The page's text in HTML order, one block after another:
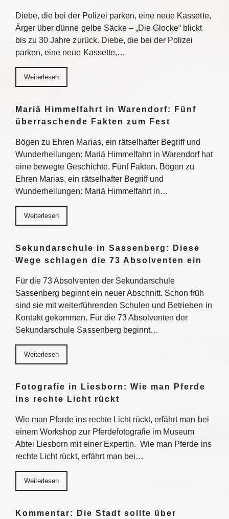
Diebe, die bei der Polizei parken, eine neue Kassette,
Ärger über dünne gelbe Säcke – „Die Glocke“ blickt
bis zu 30 Jahre zurück. Diebe, die bei der Polizei
parken, eine neue Kassette,…
Weiterlesen
Mariä Himmelfahrt in Warendorf: Fünf
überraschende Fakten zum Fest
Bögen zu Ehren Marias, ein rätselhafter Begriff und
Wunderheilungen: Mariä Himmelfahrt in Warendorf hat
eine bewegte Geschichte. Fünf Fakten. Bögen zu
Ehren Marias, ein rätselhafter Begriff und
Wunderheilungen: Mariä Himmelfahrt in…
Weiterlesen
Sekundarschule in Sassenberg: Diese
Wege schlagen die 73 Absolventen ein
Für die 73 Absolventen der Sekundarschule
Sassenberg beginnt ein neuer Abschnitt. Schon früh
sind sie mit weiterführenden Schulen und Betrieben in
Kontakt gekommen. Für die 73 Absolventen der
Sekundarschule Sassenberg beginnt…
Weiterlesen
Fotografie in Liesborn: Wie man Pferde
ins rechte Licht rückt
Wie man Pferde ins rechte Licht rückt, erfährt man bei
einem Workshop zur Pferdefotografie im Museum
Abtei Liesborn mit einer Expertin. Wie man Pferde ins
rechte Licht rückt, erfährt man bei…
Weiterlesen
Kommentar: Die Stadt sollte über